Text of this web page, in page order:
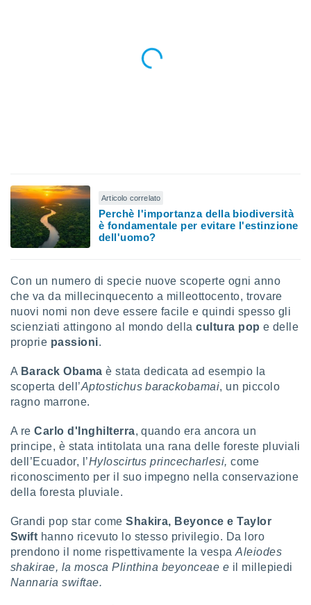
del
delle
e degli
nostri
Articolo correlato
Perchè l'importanza della biodiversità
è fondamentale per evitare l'estinzione
dell'uomo?
Con un numero di specie nuove scoperte ogni anno
che va da millecinquecento a milleottocento, trovare
nuovi nomi non deve essere facile e quindi spesso gli
scienziati attingono al mondo dellacultura pop e delle
proprie passioni.
A Barack Obama è stata dedicata ad esempio la
scoperta dell’Aptostichus barackobamai, un piccolo
ragno marrone.
A reCarlo d'Inghilterra, quando era ancora un
principe, è stata intitolata una rana delle foreste pluviali
dell’Ecuador, l’Hyloscirtus princecharlesi,come
riconoscimento per il suo impegno nella conservazione
della foresta pluviale.
Grandi pop star comeShakira, Beyonce e Taylor
Swift hanno ricevuto lo stesso privilegio. Da loro
prendono il nome rispettivamente la vespaAleiodes
shakirae, la mosca Plinthina beyonceae e il millepiedi
Nannaria swiftae.